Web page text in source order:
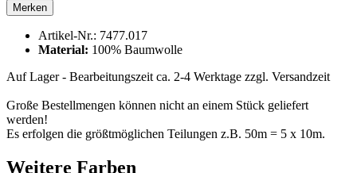
Merken
Artikel-Nr.: 7477.017
Material: 100% Baumwolle
Auf Lager - Bearbeitungszeit ca. 2-4 Werktage zzgl. Versandzeit
Große Bestellmengen können nicht an einem Stück geliefert
werden!
Es erfolgen die größtmöglichen Teilungen z.B. 50m = 5 x 10m.
Weitere Farben